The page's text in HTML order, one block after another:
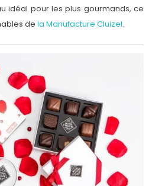
idéal pour les plus gourmands, ce
de la Manufacture Cluizel.